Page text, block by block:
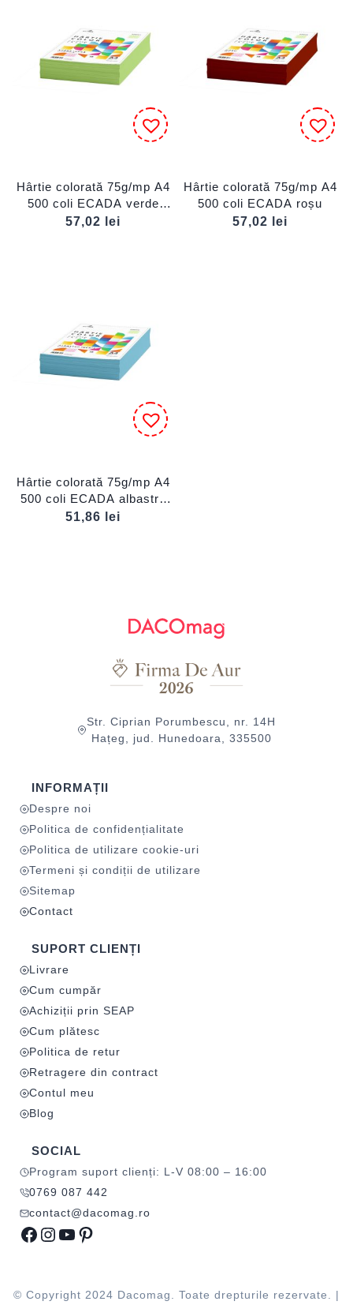
Hârtie colorată 75g/mp A4
500 coli ECADA verde
iarbă
57,02 lei
Hârtie colorată 75g/mp A4
500 coli ECADA roșu
57,02
lei
Hârtie colorată 75g/mp A4
500 coli ECADA albastru
închis
51,86 lei
Str. Ciprian Porumbescu, nr. 14H
Hațeg, jud. Hunedoara, 335500
INFORMAȚII
Despre noi
Politica de confidențialitate
Politica de utilizare cookie-uri
Termeni și condiții de utilizare
Sitemap
Contact
SUPORT CLIENȚI
Livrare
Cum cumpăr
Achiziții prin SEAP
Cum plătesc
Politica de retur
Retragere din contract
Contul meu
Blog
SOCIAL
Program suport clienți: L-V 08:00 – 16:00
0769 087 442
contact@dacomag.ro
Facebook
Instagram
YouTube
Pinterest
© Copyright 2024 Dacomag. Toate drepturile rezervate. |